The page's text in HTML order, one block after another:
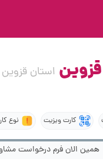
استان
کارت ویزیت نوع
همین الان فرم درخواست